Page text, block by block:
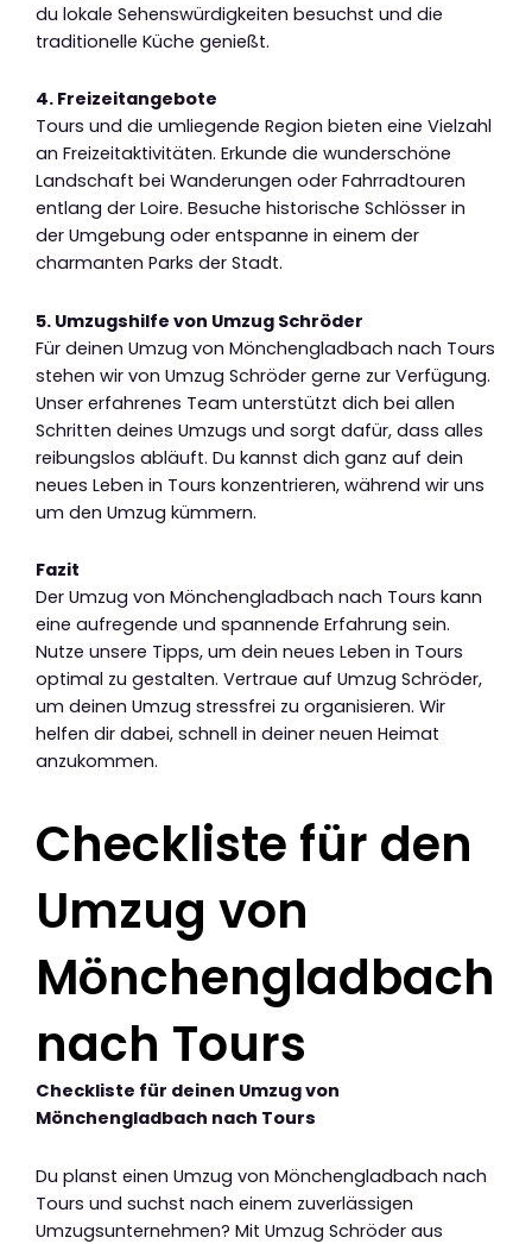
du lokale Sehenswürdigkeiten besuchst und die
traditionelle Küche genießt.
4. Freizeitangebote
Tours und die umliegende Region bieten eine Vielzahl
an Freizeitaktivitäten. Erkunde die wunderschöne
Landschaft bei Wanderungen oder Fahrradtouren
entlang der Loire. Besuche historische Schlösser in
der Umgebung oder entspanne in einem der
charmanten Parks der Stadt.
5. Umzugshilfe von Umzug Schröder
Für deinen Umzug von Mönchengladbach nach Tours
stehen wir von Umzug Schröder gerne zur Verfügung.
Unser erfahrenes Team unterstützt dich bei allen
Schritten deines Umzugs und sorgt dafür, dass alles
reibungslos abläuft. Du kannst dich ganz auf dein
neues Leben in Tours konzentrieren, während wir uns
um den Umzug kümmern.
Fazit
Der Umzug von Mönchengladbach nach Tours kann
eine aufregende und spannende Erfahrung sein.
Nutze unsere Tipps, um dein neues Leben in Tours
optimal zu gestalten. Vertraue auf Umzug Schröder,
um deinen Umzug stressfrei zu organisieren. Wir
helfen dir dabei, schnell in deiner neuen Heimat
anzukommen.
Checkliste für den
Umzug von
Mönchengladbach
nach Tours
Checkliste für deinen Umzug von
Mönchengladbach nach Tours
Du planst einen Umzug von Mönchengladbach nach
Tours und suchst nach einem zuverlässigen
Umzugsunternehmen? Mit Umzug Schröder aus